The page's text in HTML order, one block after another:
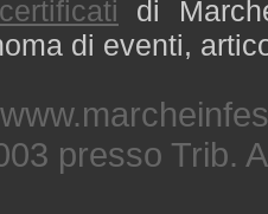
di
di eventi,
presso Trib.